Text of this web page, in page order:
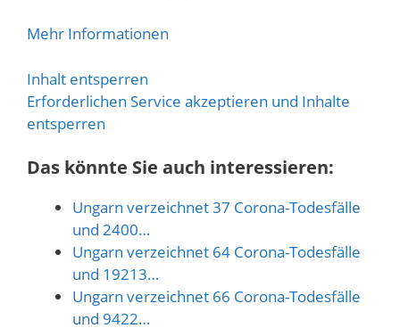
Mehr Informationen
Inhalt entsperren
Erforderlichen Service akzeptieren und Inhalte
entsperren
Das könnte Sie auch interessieren:
Ungarn verzeichnet 37 Corona-Todesfälle
und 2400…
Ungarn verzeichnet 64 Corona-Todesfälle
und 19213…
Ungarn verzeichnet 66 Corona-Todesfälle
und 9422…